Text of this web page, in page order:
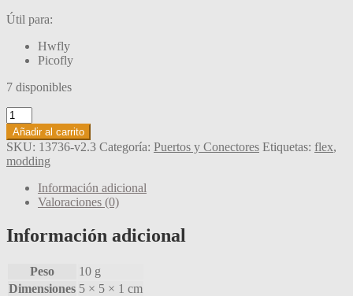
Útil para:
Hwfly
Picofly
7 disponibles
Flex
V3
para
Hwfly
Picofly
otros
cantidad
Añadir al carrito
SKU: 13736-v2.3 Categoría: Puertos y Conectores Etiquetas: flex,
modding
Información adicional
Valoraciones (0)
Información adicional
Peso
10 g
Dimensiones 5 × 5 × 1 cm